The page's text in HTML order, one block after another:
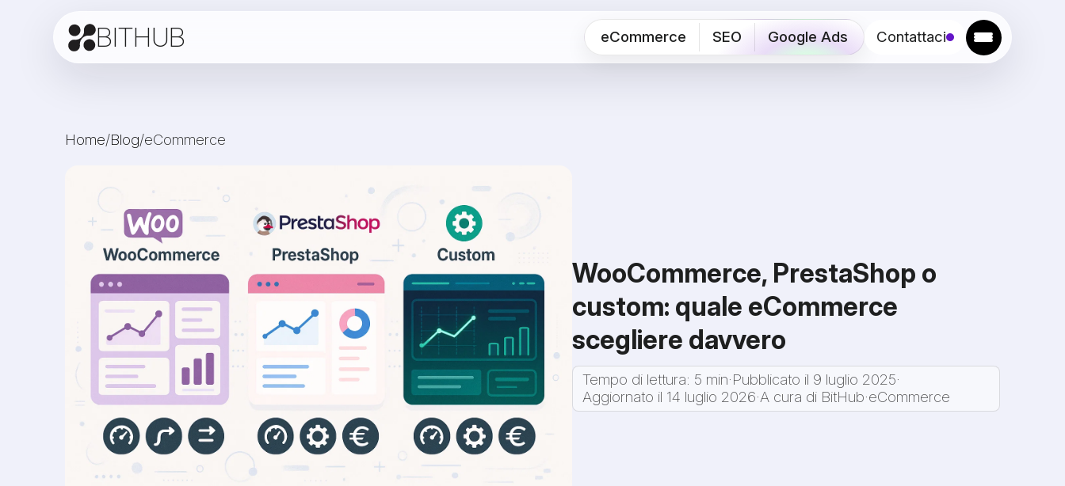
BITHUB eCommerce SEO Google Ads Contattaci
Home/Blog/eCommerce
WooCommerce, PrestaShop o
custom: quale eCommerce
scegliere davvero
Tempo di lettura: 5 min·Pubblicato il 9 luglio 2025·
Aggiornato il 14 luglio 2026·A cura di BitHub·eCommerce